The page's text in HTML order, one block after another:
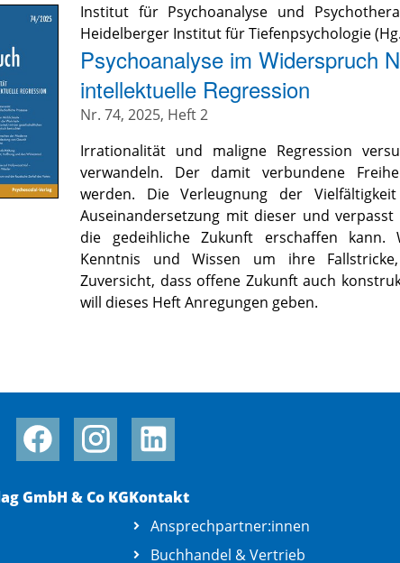
Institut für Psychoanalyse und
Heidelberger Institut für Tiefenpsychologie
Psychoanalyse im Widerspruch
intellektuelle Regression
Nr. 74, 2025, Heft 2
Irrationalität und maligne Regression
verwandeln. Der damit verbundene
werden. Die Verleugnung der
Auseinandersetzung mit dieser und
die gedeihliche Zukunft erschaffen kann.
Kenntnis und Wissen um ihre
Zuversicht, dass offene Zukunft auch
will dieses Heft Anregungen geben.
GmbH & Co KGKontakt
Ansprechpartner:innen
Buchhandel & Vertrieb